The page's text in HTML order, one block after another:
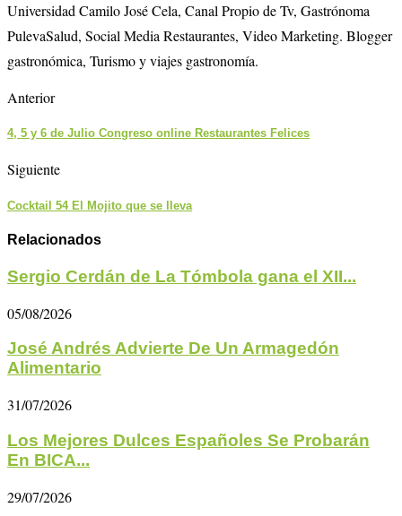
Universidad Camilo José Cela, Canal Propio de Tv, Gastrónoma
PulevaSalud, Social Media Restaurantes, Video Marketing. Blogger
gastronómica, Turismo y viajes gastronomía.
Anterior
4, 5 y 6 de Julio Congreso online Restaurantes Felices
Siguiente
Cocktail 54 El Mojito que se lleva
Relacionados
Sergio Cerdán de La Tómbola gana el XII...
05/08/2026
José Andrés Advierte De Un Armagedón
Alimentario
31/07/2026
Los Mejores Dulces Españoles Se Probarán
En BICA...
29/07/2026